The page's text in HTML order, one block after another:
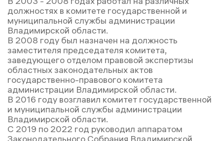
должностях в комитете государственной и
муниципальной службы администрации
Владимирской области.
В 2008 году был назначен на должность
заместителя председателя комитета,
заведующего отделом правовой экспертизы
областных законодательных актов
государственно-правового комитета
администрации Владимирской области.
В 2016 году возглавил комитет государственной
и муниципальной службы администрации
Владимирской области.
С 2019 по 2022 год руководил аппаратом